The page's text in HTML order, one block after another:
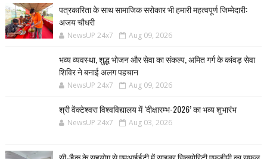
पत्रकारिता के साथ सामाजिक सरोकार भी हमारी महत्वपूर्ण जिम्मेदारी:
अजय चौधरी
NewsUP 24x7 Aug 09, 2026
भव्य व्यवस्था, शुद्ध भोजन और सेवा का संकल्प, अमित गर्ग के कांवड़ सेवा
शिविर ने बनाई अलग पहचान
NewsUP 24x7 Aug 09, 2026
श्री वेंक्टेश्वरा विश्वविद्यालय में ‘दीक्षारम्भ-2026’ का भव्य शुभारंभ
NewsUP 24x7 Aug 03, 2026